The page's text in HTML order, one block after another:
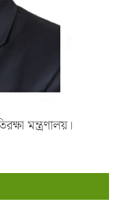
মন্ত্রণালয়।